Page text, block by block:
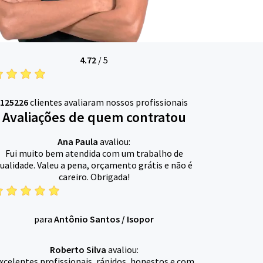
4.72 /5
125226clientes avaliaram nossos profissionais
Avaliações de quem contratou
Ana Paula avaliou:
Fui muito bem atendida com um trabalho de
Valeu a pena, orçamento grátis e não é
careiro. Obrigada!
para Antônio Santos / Isopor
Roberto Silva avaliou: